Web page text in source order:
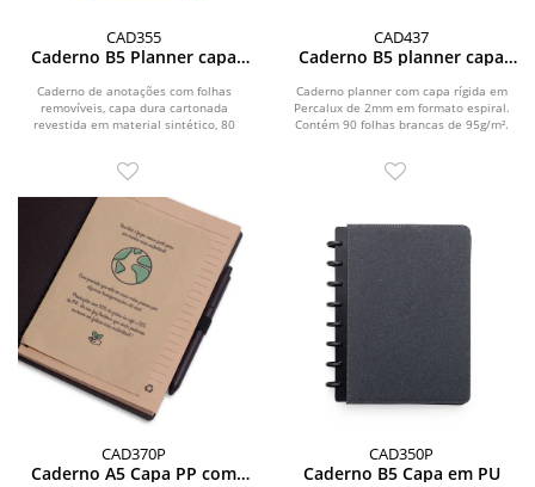
CAD355
Caderno B5 Planner capa
Caderno de anotações com folhas
removíveis, capa dura cartonada
revestida em material sintético, 80
CAD437
Caderno B5 planner capa
Caderno planner com capa rígida em
Percalux de 2mm em formato espiral.
Contém 90 folhas brancas de 95g/m².
CAD370P
Caderno A5 Capa PP com
CAD350P
Caderno B5 Capa em PU